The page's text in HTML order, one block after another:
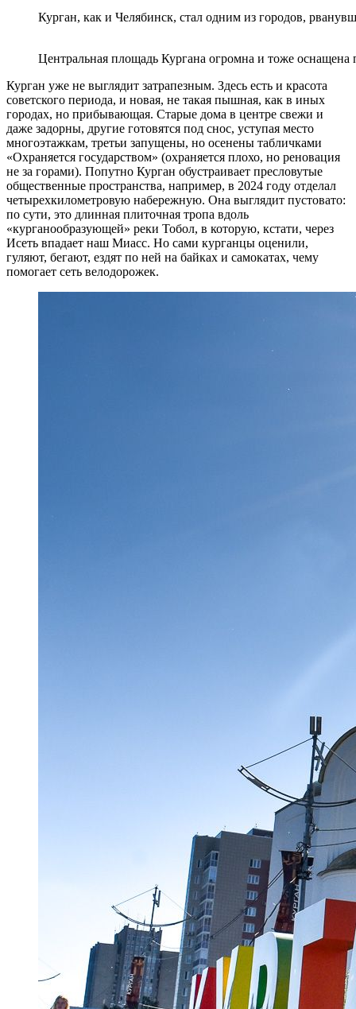
Курган, как и Челябинск, стал одним из городов,
Центральная площадь Кургана огромна и тоже
Курган уже не выглядит затрапезным. Здесь есть и красота
советского периода, и новая, не такая пышная, как в иных
городах, но прибывающая. Старые дома в центре свежи и
даже задорны, другие готовятся под снос, уступая место
многоэтажкам, третьи запущены, но осенены табличками
«Охраняется государством» (охраняется плохо, но реновация
не за горами). Попутно Курган обустраивает пресловутые
общественные пространства, например, в 2024 году отделал
четырехкилометровую набережную. Она выглядит пустовато:
по сути, это длинная плиточная тропа вдоль
«курганообразующей» реки Тобол, в которую, кстати, через
Исеть впадает наш Миасс. Но сами курганцы оценили,
гуляют, бегают, ездят по ней на байках и самокатах, чему
помогает сеть велодорожек.